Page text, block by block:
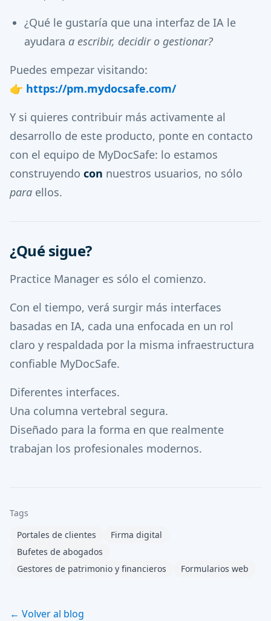
¿Qué le gustaría que una interfaz de IA le
ayudara a escribir, decidir o gestionar?
Puedes empezar visitando:
👉 https://pm.mydocsafe.com/
Y si quieres contribuir más activamente al
desarrollo de este producto, ponte en contacto
con el equipo de MyDocSafe: lo estamos
construyendo con nuestros usuarios, no sólo
para ellos.
¿Qué sigue?
Practice Manager es sólo el comienzo.
Con el tiempo, verá surgir más interfaces
basadas en IA, cada una enfocada en un rol
claro y respaldada por la misma infraestructura
confiable MyDocSafe.
Diferentes interfaces.
Una columna vertebral segura.
Diseñado para la forma en que realmente
trabajan los profesionales modernos.
Tags
Portales de clientes
Firma digital
Bufetes de abogados
Gestores de patrimonio y financieros
Formularios web
← Volver al blog